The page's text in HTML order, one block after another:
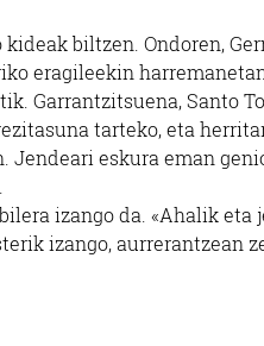
biltzen. Ondoren,
eragileekin
Garrantzitsuena, Santo
tarteko, eta
eskura eman
izango da. «Ahalik eta
izango, aurrerantzean